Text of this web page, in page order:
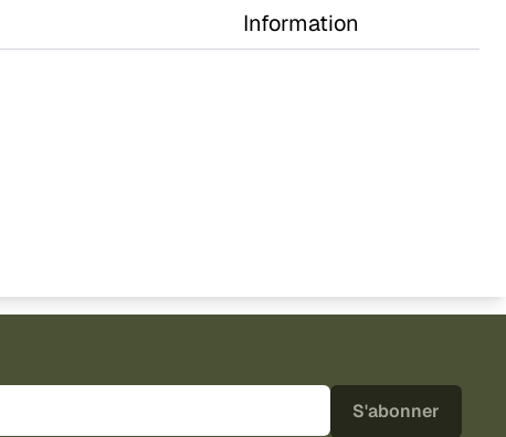
Information
S'abonner